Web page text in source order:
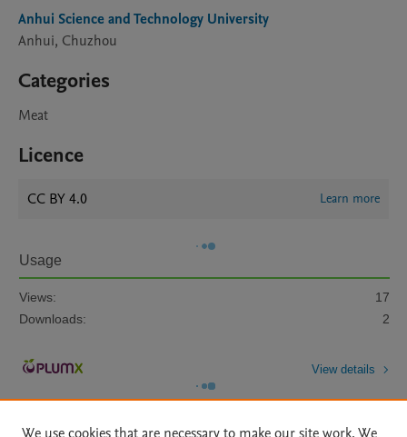
Anhui Science and Technology University
Anhui, Chuzhou
Categories
Meat
Licence
CC BY 4.0 Learn more
Usage
Views:
17
Downloads:
2
View details